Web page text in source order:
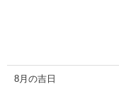
8月の吉日